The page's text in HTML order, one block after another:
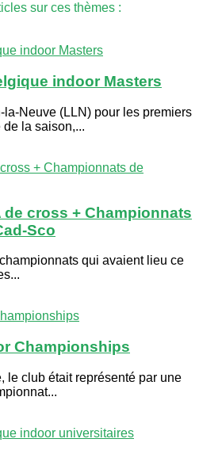
sur ces thèmes :
indoor Masters
Neuve (LLN) pour les premiers
la saison,...
cross + Championnats
Sco
qui avaient lieu ce
Championships
le club était représenté par une